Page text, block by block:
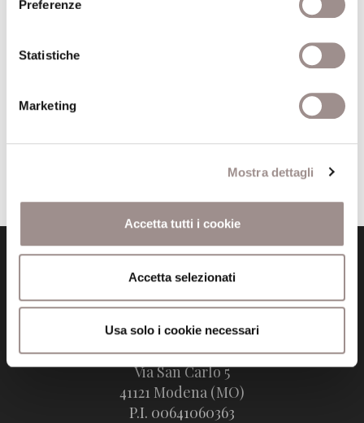
Preferenze
Statistiche
Marketing
Mostra dettagli
Accetta tutti i cookie
Accetta selezionati
Usa solo i cookie necessari
Pagine
Editore Asprenas vol.42
Trova il volume alla Biblioteca San Carlo
Fondazione Collegio San Carlo
Via San Carlo 5
41121 Modena (MO)
P.I. 00641060363